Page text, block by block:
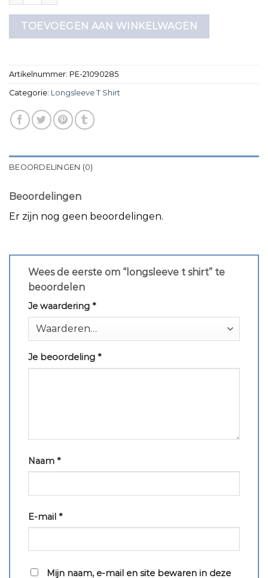
TOEVOEGEN AAN WINKELWAGEN
Artikelnummer: PE-21090285
Categorie: Longsleeve T Shirt
BEOORDELINGEN (0)
Beoordelingen
Er zijn nog geen beoordelingen.
Wees de eerste om “longsleeve t shirt” te
beoordelen
Je waardering *
Je beoordeling *
Naam *
E-mail *
Mijn naam, e-mail en site bewaren in deze